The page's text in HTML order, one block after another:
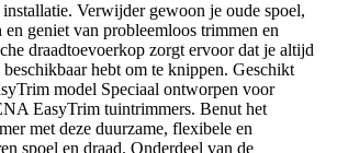
Verwijder gewoon je oude spoel,
en geniet van probleemloos trimmen en
draadtoevoerkop zorgt ervoor dat je altijd
hebt om te knippen. Geschikt
model Speciaal ontworpen voor
EasyTrim tuintrimmers. Benut het
met deze duurzame, flexibele en
spoel en draad. Onderdeel van de